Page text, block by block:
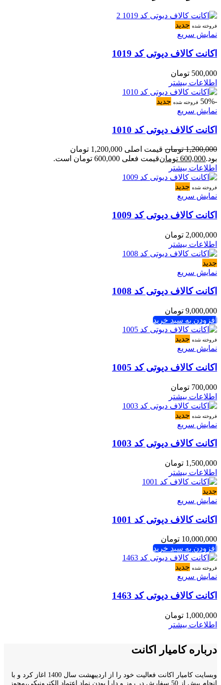
فروخته شده جدید
نمایش سریع
اکانت کالاف دیوتی کد 1019
500,000 تومان
اطلاعات بیشتر
-50% فروخته شده جدید
نمایش سریع
اکانت کالاف دیوتی کد 1010
1,200,000 تومان
قیمت اصلی 1,200,000 تومان
بود.600,000 تومانقیمت فعلی 600,000 تومان است.
اطلاعات بیشتر
فروخته شده جدید
نمایش سریع
اکانت کالاف دیوتی کد 1009
2,000,000 تومان
اطلاعات بیشتر
جدید
نمایش سریع
اکانت کالاف دیوتی کد 1008
9,000,000 تومان
افزودن به سبد خرید
فروخته شده جدید
نمایش سریع
اکانت کالاف دیوتی کد 1005
700,000 تومان
اطلاعات بیشتر
فروخته شده جدید
نمایش سریع
اکانت کالاف دیوتی کد 1003
1,500,000 تومان
اطلاعات بیشتر
جدید
نمایش سریع
اکانت کالاف دیوتی کد 1001
10,000,000 تومان
افزودن به سبد خرید
فروخته شده جدید
نمایش سریع
اکانت کالاف دیوتی کد 1463
1,000,000 تومان
اطلاعات بیشتر
درباره کامیار اکانت
وبسایت کامیار اکانت فعالیت خود را از اردیبهشت سال 1400 اغاز کرد و با
انجام بیش از 50 سفارش در روز و دارا بودن نماد اعتماد الکترونیکی،مجوز